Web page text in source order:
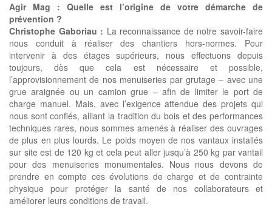
Agir Mag : Quelle est l’origine de votre démarche de
prévention ?
Christophe Gaboriau : La reconnaissance de notre savoir-faire
nous conduit à réaliser des chantiers hors-normes. Pour
intervenir à des étages supérieurs, nous effectuons depuis
toujours, dès que cela est nécessaire et possible,
l’approvisionnement de nos menuiseries par grutage – avec une
grue araignée ou un camion grue – afin de limiter le port de
charge manuel. Mais, avec l’exigence attendue des projets qui
nous sont confiés, alliant la tradition du bois et des performances
techniques rares, nous sommes amenés à réaliser des ouvrages
de plus en plus lourds. Le poids moyen de nos vantaux installés
sur site est de 120 kg et cela peut aller jusqu’à 250 kg par vantail
pour des menuiseries monumentales. Nous nous devons de
prendre en compte ces évolutions de charge et de contrainte
physique pour protéger la santé de nos collaborateurs et
améliorer leurs conditions de travail.